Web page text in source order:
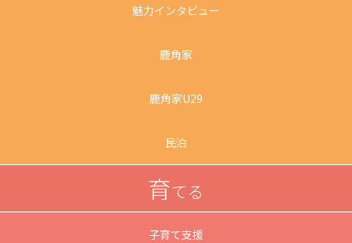
魅力インタビュー
鹿角家
鹿角家U29
民泊
育てる
子育て支援